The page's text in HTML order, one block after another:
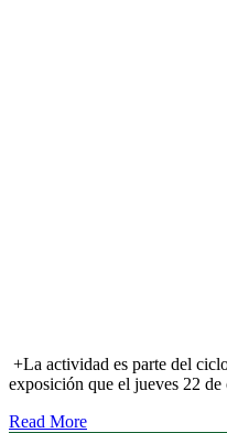
+La actividad es parte del
exposición que el jueves 22
Read More